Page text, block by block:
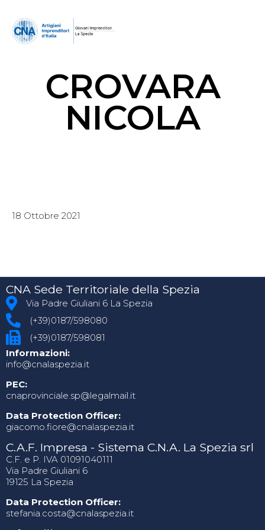
CROVARA
NICOLA
18 Ottobre 2021
CNA Sede Territoriale della Spezia
Via Padre Giuliani 6 La Spezia
(+39)0187/598080
(+39)0187/598081
Informazioni:
info@cnalaspezia.it
PEC:
cnaprovinciale.sp@legalmail.it
Data Protection Officer:
giacomo.fiore@cnalaspezia.it
C.A.F. Impresa - Sistema C.N.A. La Spezia srl
C.F. e P. IVA 01091040111
Via Padre Giuliani 6
19125 La Spezia
Data Protection Officer:
stefania.costa@cnalaspezia.it